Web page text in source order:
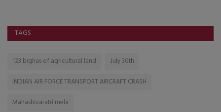
TAGS
123 bighas of agricultural land
July 30th
INDIAN AIR FORCE TRANSPORT AIRCRAFT CRASH
Mahashivaratri mela